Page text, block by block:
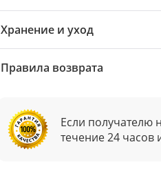
Хранение и уход
Правила возврата
Если получателю
течение 24 часов